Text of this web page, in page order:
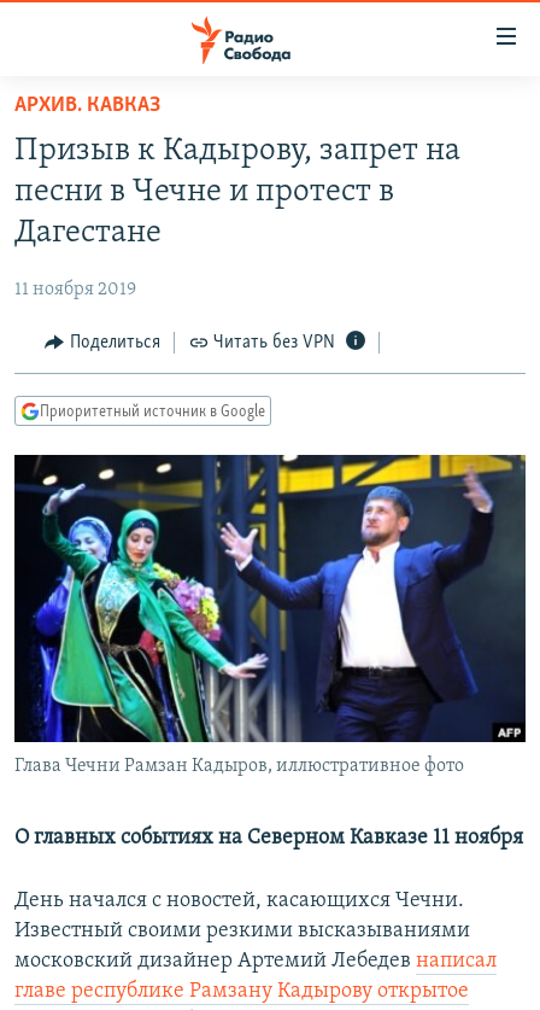
упрощенного
доступа
основному
Вернутся
Вернутся
поиску
ПОДКАСТЫ
АВТОРСКИЕ ПРОЕКТЫ
МНЕНИЯ
КУЛЬТУРА
КАВКАЗ.РЕАЛИИ
СЕВЕР.РЕАЛИИ
СИБИРЬ.РЕАЛИИ
РАСПИСАНИЕ ВЕЩАНИЯ
ПОДПИШИТЕСЬ НА РАССЫЛКУ
СОЦИАЛЬНЫЕ СЕТИ
Все сайты РСЕ/РС
АРХИВ. КАВКАЗ
Призыв к Кадырову, запрет на
песни в Чечне и протест в
Дагестане
11 ноября 2019
Поделиться Читать без VPN
Приоритетный источник в Google
Глава Чечни Рамзан Кадыров, иллюстративное фото
О главных событиях на Северном Кавказе 11 ноября
День начался с новостей, касающихся Чечни.
Известный своими резкими высказываниями
московский дизайнер Артемий Лебедев написал
главе республике Рамзану Кадырову открытое